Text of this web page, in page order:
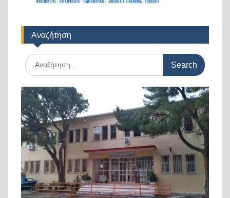
Αναζήτηση
Search
for: